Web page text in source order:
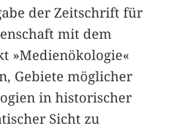
der Zeitschrift für
mit dem
»Medienökologie«
Gebiete möglicher
in historischer
Sicht zu